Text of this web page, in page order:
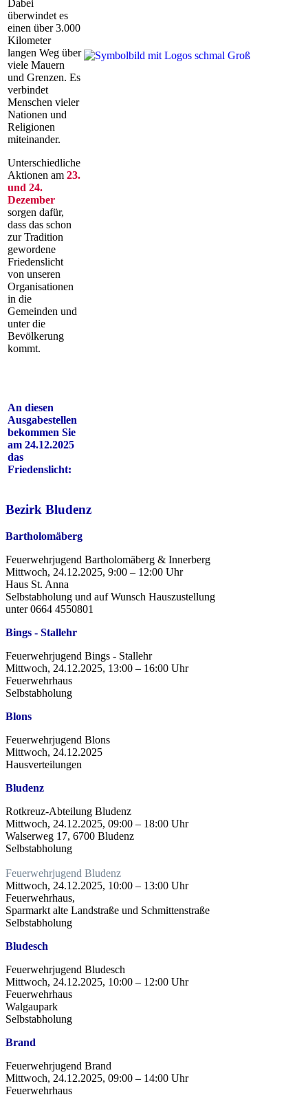
Dabei
überwindet es
einen über 3.000
Kilometer
langen Weg über
viele Mauern
und Grenzen. Es
verbindet
Menschen vieler
Nationen und
Religionen
miteinander.
Unterschiedliche
Aktionen am 23.
und 24.
Dezember
sorgen dafür,
dass das schon
zur Tradition
gewordene
Friedenslicht
von unseren
Organisationen
in die
Gemeinden und
unter die
Bevölkerung
kommt.
An diesen
Ausgabestellen
bekommen Sie
am 24.12.2025
das
Friedenslicht:
Bezirk Bludenz
Bartholomäberg
Feuerwehrjugend Bartholomäberg & Innerberg
Mittwoch, 24.12.2025, 9:00 – 12:00 Uhr
Haus St. Anna
Selbstabholung und auf Wunsch Hauszustellung
unter 0664 4550801
Bings - Stallehr
Feuerwehrjugend Bings - Stallehr
Mittwoch, 24.12.2025, 13:00 – 16:00 Uhr
Feuerwehrhaus
Selbstabholung
Blons
Feuerwehrjugend Blons
Mittwoch, 24.12.2025
Hausverteilungen
Bludenz
Rotkreuz-Abteilung Bludenz
Mittwoch, 24.12.2025, 09:00 – 18:00 Uhr
Walserweg 17, 6700 Bludenz
Selbstabholung
Feuerwehrjugend Bludenz
Mittwoch, 24.12.2025, 10:00 – 13:00 Uhr
Feuerwehrhaus,
Sparmarkt alte Landstraße und Schmittenstraße
Selbstabholung
Bludesch
Feuerwehrjugend Bludesch
Mittwoch, 24.12.2025, 10:00 – 12:00 Uhr
Feuerwehrhaus
Walgaupark
Selbstabholung
Brand
Feuerwehrjugend Brand
Mittwoch, 24.12.2025, 09:00 – 14:00 Uhr
Feuerwehrhaus